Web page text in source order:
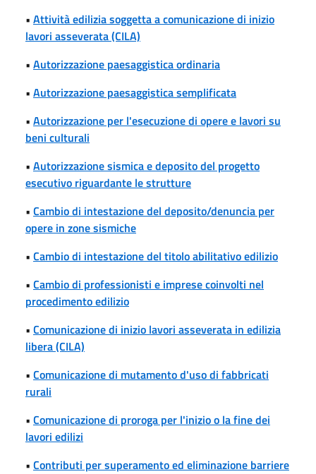
• Attività edilizia soggetta a comunicazione di inizio
lavori asseverata (CILA)
• Autorizzazione paesaggistica ordinaria
• Autorizzazione paesaggistica semplificata
• Autorizzazione per l'esecuzione di opere e lavori su
beni culturali
• Autorizzazione sismica e deposito del progetto
esecutivo riguardante le strutture
• Cambio di intestazione del deposito/denuncia per
opere in zone sismiche
• Cambio di intestazione del titolo abilitativo edilizio
• Cambio di professionisti e imprese coinvolti nel
procedimento edilizio
• Comunicazione di inizio lavori asseverata in edilizia
libera (CILA)
• Comunicazione di mutamento d'uso di fabbricati
rurali
• Comunicazione di proroga per l'inizio o la fine dei
lavori edilizi
• Contributi per superamento ed eliminazione barriere